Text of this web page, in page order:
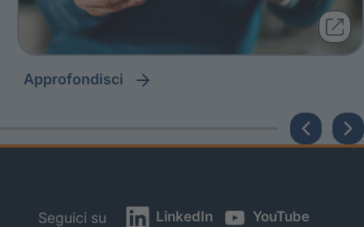
approfondisci
Seguici su LinkedIn YouTube